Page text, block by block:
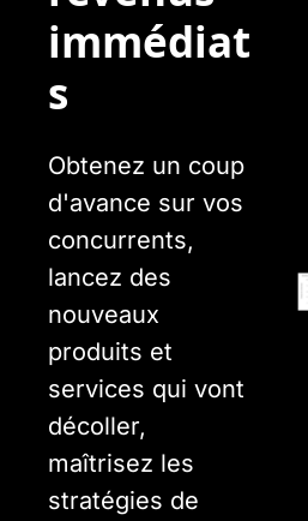
immédiat
s
Obtenez un coup
d'avance sur vos
concurrents,
lancez des
nouveaux
produits et
services qui vont
décoller,
maîtrisez les
stratégies de